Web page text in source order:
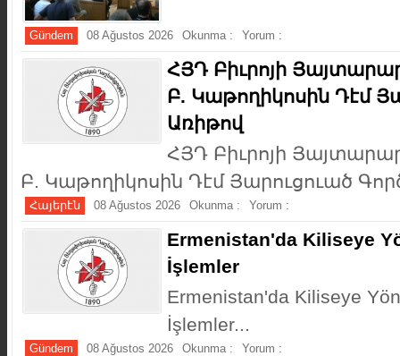
Gündem 08 Ağustos 2026 Okunma : Yorum :
ՀՅԴ Բիւրոյի
Բ. Կաթողիկոսին Դէմ
Առիթով
ՀՅԴ Բիւրոյի
Բ. Կաթողիկոսին Դէմ Յարուցուած
Հայերէն 08 Ağustos 2026 Okunma : Yorum :
Ermenistan'da Kiliseye
İşlemler
Ermenistan'da Kiliseye
İşlemler...
Gündem 08 Ağustos 2026 Okunma : Yorum :